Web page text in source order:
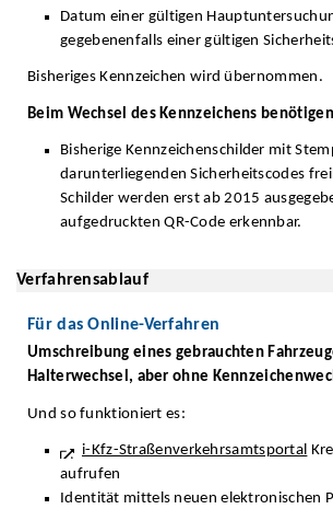
Datum einer gültigen
gegebenenfalls einer gültigen
Bisheriges Kennzeichen wird übernommen.
Beim Wechsel des Kennzeichens
Bisherige Kennzeichenschilder mit
darunterliegenden Sicherheitscodes
Schilder werden erst ab 2015
aufgedruckten QR-Code erkennbar.
Verfahrensablauf
Für das Online-Verfahren
Umschreibung eines gebrauchten
Halterwechsel, aber ohne
Und so funktioniert es:
i-Kfz-Straßenverkehrsamtsportal
aufrufen
Identität mittels neuen elektronischen